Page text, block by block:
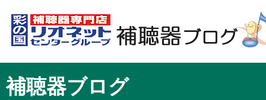
補聴器ブログ